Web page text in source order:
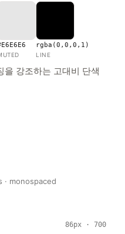
rgba(0,0,0,1)
LINE
을 강조하는 고대비 단색
monospaced
86px · 700